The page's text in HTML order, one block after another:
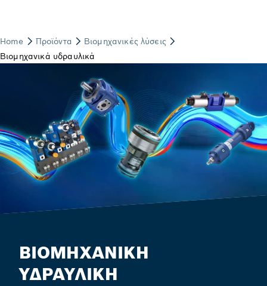
ΒΙΟΜΗΧΑΝΙΚΗ
ΥΔΡΑΥΛΙΚΗ